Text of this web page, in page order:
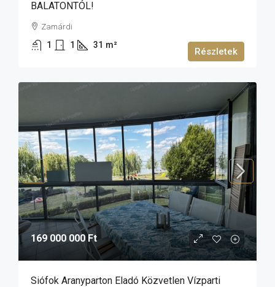
BALATONTÓL!
Zamárdi
1 1 31 m²
Részletek
169 000 000 Ft
Siófok Aranyparton Eladó Közvetlen Vízparti